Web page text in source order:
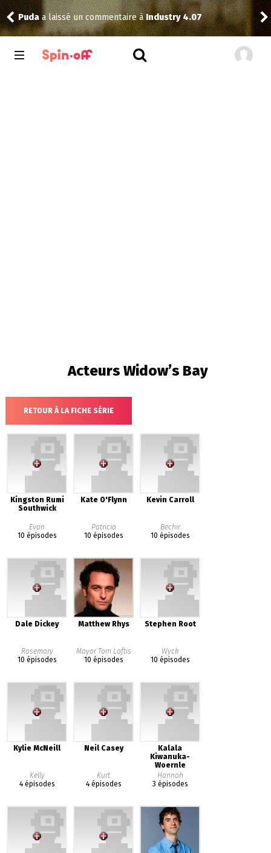
Puda a laissé un commentaire àIndustry 4.07
Acteurs Widow’s Bay
RETOUR À LA FICHE SÉRIE
Kingston Rumi
Southwick
Evan
10 épisodes
Kate O'Flynn
Patricia
10 épisodes
Kevin Carroll
Bechir
10 épisodes
Dale Dickey
Rosemary
10 épisodes
Matthew Rhys
Mayor Tom Loftis
10 épisodes
Stephen Root
Wyck
10 épisodes
Kylie McNeill
Kelly
4 épisodes
Neil Casey
Kurt
4 épisodes
Kalala
Kiwanuka-
Woernle
Hannah
3 épisodes